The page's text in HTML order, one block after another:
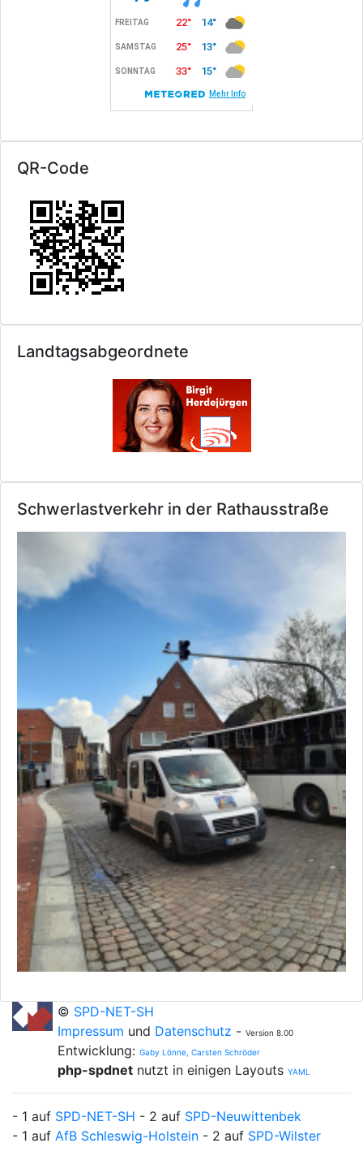
QR-Code
Landtagsabgeordnete
Schwerlastverkehr in der Rathausstraße
© SPD-NET-SH
Impressum und Datenschutz - Version 8.00
Entwicklung: Gaby Lönne, Carsten Schröder
php-spdnet nutzt in einigen Layouts YAML
- 1 auf SPD-NET-SH - 2 auf SPD-Neuwittenbek
- 1 auf AfB Schleswig-Holstein - 2 auf SPD-Wilster